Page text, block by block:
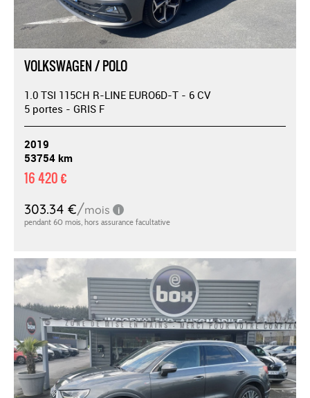
VOLKSWAGEN / POLO
1.0 TSI 115CH R-LINE EURO6D-T - 6 CV
5 portes - GRIS F
2019
53754 km
16 420 €